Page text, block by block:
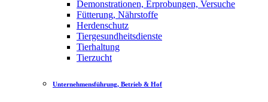
Demonstrationen, Erprobungen, Versuche
Fütterung, Nährstoffe
Herdenschutz
Tiergesundheitsdienste
Tierhaltung
Tierzucht
Unternehmensführung, Betrieb & Hof